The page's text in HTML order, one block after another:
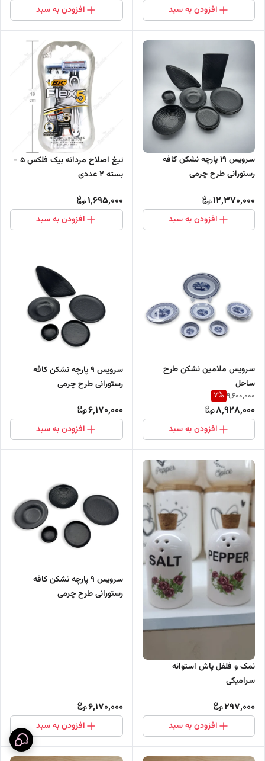
افزودن به سبد افزودن به سبد
سرویس ۱۹ پارچه نشکن کافه
رستورانی طرح چرمی
12,370,000
افزودن به سبد
تیغ اصلاح مردانه بیک فلکس 5 -
بسته 2 عددی
1,695,000
افزودن به سبد
سرویس ملامین نشکن طرح
ساحل
9,600,000
7%
8,928,000
افزودن به سبد
سرویس ۹ پارچه نشکن کافه
رستورانی طرح چرمی
6,170,000
افزودن به سبد
نمک و فلفل پاش استوانه
سرامیکی
297,000
افزودن به سبد
سرویس ۹ پارچه نشکن کافه
رستورانی طرح چرمی
6,170,000
افزودن به سبد